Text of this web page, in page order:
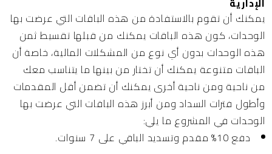
يمكنك أن تقوم بالاستفادة من هذه الباقات التي عرضت بها
الوحدات، كون هذه الباقات يمكنك من قبلها تقسيط ثمن
هذه الوحدات بدون أي نوع من المشكلات المالية، خاصة أن
الباقات متنوعة يمكنك أن تختار من بينها ما يتناسب معك
من ناحية ومن ناحية أخرى يمكنك أن تضمن أقل المقدمات
وأطول فترات السداد ومن أبرز هذه الباقات التي عرضت بها
الوحدات في المشروع ما يلي:
دفع 10% مقدم وتسديد الباقي على 7 سنوات.